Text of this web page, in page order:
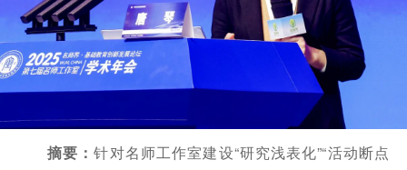
摘要：针对名师工作室建设“研究浅表化”“活动断点